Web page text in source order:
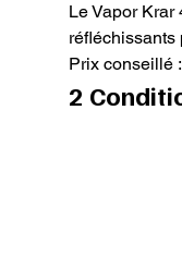
Le Vapor Krar
réfléchissants
Prix conseillé
2